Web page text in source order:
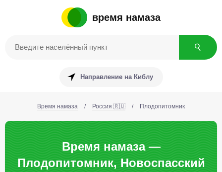
время намаза
Направление на Киблу
Время намаза / Россия 🇷🇺 / Плодопитомник
Время намаза —
Плодопитомник, Новоспасский